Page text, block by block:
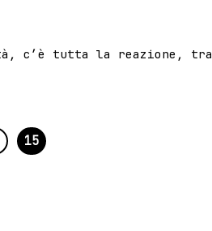
c’è tutta la reazione, tra
15